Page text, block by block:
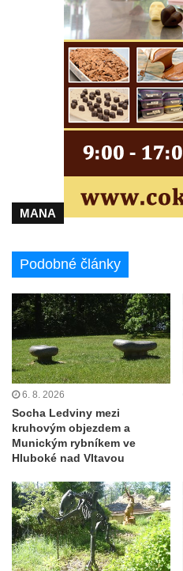
a 30. výročí listopadu 1989 v
Boží muka v parku před
Hrobčicích
Sochy „Klaun a dívenka“ v
Hrobčic
Socha svatého Antonína
Socha býka před areálem firmy
Povodňový sloup II. v Dobříni
Pamětní kámen vodního díla
Socha svatého Floriána na
Oparnu
Socha svaté Anny u domu čp.
Lavička Václava Havla v
Lavička Václava Havla v
Lavička Václava Havla v
na Mezní Louce
Kamenný obelisk na vyhlídce
brány
Sousoší svatého Václava,
MANA
Podobné články
6. 8. 2026
Socha Ledviny mezi
kruhovým objezdem a
Munickým rybníkem ve
Hluboké nad Vltavou